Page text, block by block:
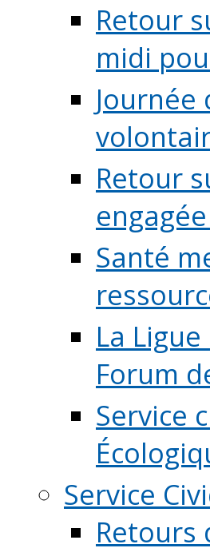
Retour
midi
Retour
Santé
La
Forum
Service
Service
Retours